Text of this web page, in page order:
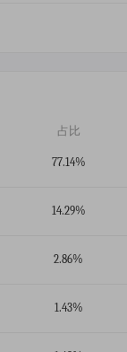
占比
77.14%
14.29%
2.86%
1.43%